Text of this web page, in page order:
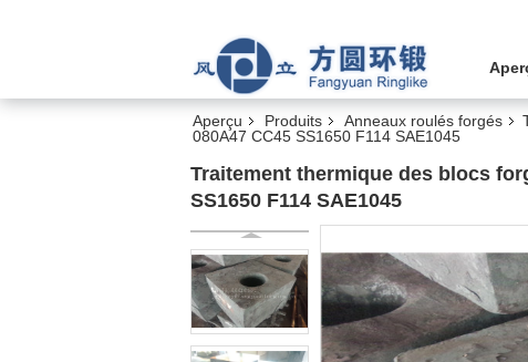
Aperçu Produits Anneaux roulés forgés
080A47 CC45 SS1650 F114 SAE1045
Traitement thermique des blocs
SS1650 F114 SAE1045